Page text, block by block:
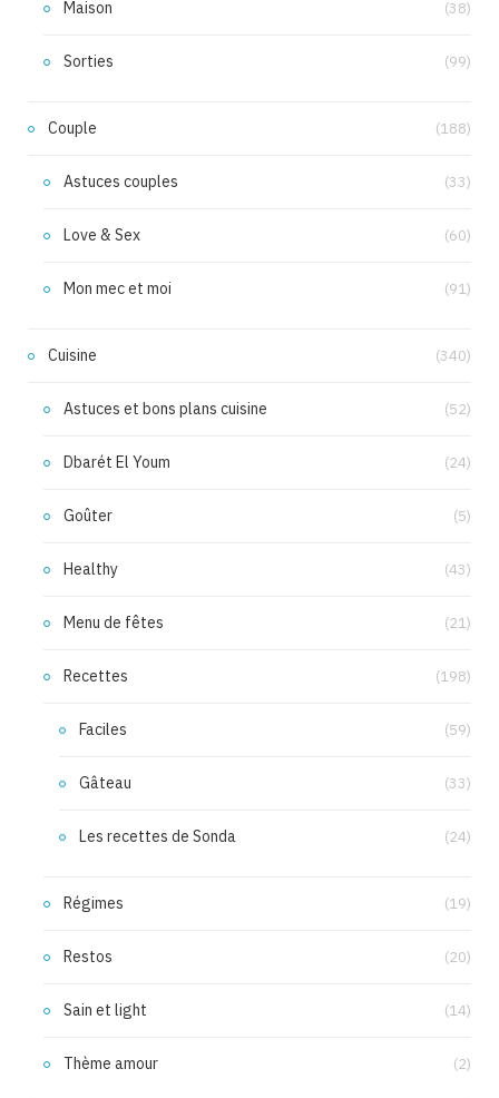
Maison (38)
Sorties (99)
Couple (188)
Astuces couples (33)
Love & Sex (60)
Mon mec et moi (91)
Cuisine (340)
Astuces et bons plans cuisine (52)
Dbarét El Youm (24)
Goûter (5)
Healthy (43)
Menu de fêtes (21)
Recettes (198)
Faciles (59)
Gâteau (33)
Les recettes de Sonda (24)
Régimes (19)
Restos (20)
Sain et light (14)
Thème amour (2)